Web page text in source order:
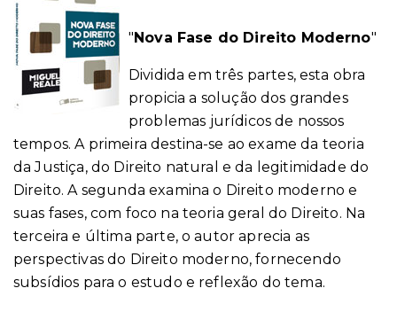
"Nova Fase do Direito Moderno"
Dividida em três partes, esta obra
propicia a solução dos grandes
problemas jurídicos de nossos
tempos. A primeira destina-se ao exame da teoria
da Justiça, do Direito natural e da legitimidade do
Direito. A segunda examina o Direito moderno e
suas fases, com foco na teoria geral do Direito. Na
terceira e última parte, o autor aprecia as
perspectivas do Direito moderno, fornecendo
subsídios para o estudo e reflexão do tema.